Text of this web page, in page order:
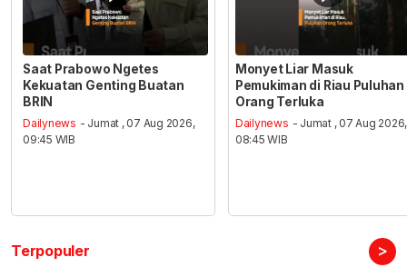
Saat Prabowo Ngetes
Kekuatan Genting Buatan
BRIN
Dailynews - Jumat , 07 Aug 2026,
09:45 WIB
Monyet Liar Masuk
Pemukiman di Riau Puluhan
Orang Terluka
Dailynews - Jumat , 07 Aug 2026,
08:45 WIB
Terpopuler >